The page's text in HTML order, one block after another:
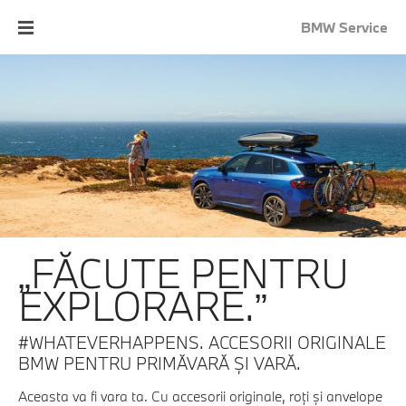
BMW Service
„FĂCUTE PENTRU
EXPLORARE.”
#WHATEVERHAPPENS. ACCESORII ORIGINALE
BMW PENTRU PRIMĂVARĂ ŞI VARĂ.
Aceasta va fi vara ta. Cu accesorii originale, roţi şi anvelope